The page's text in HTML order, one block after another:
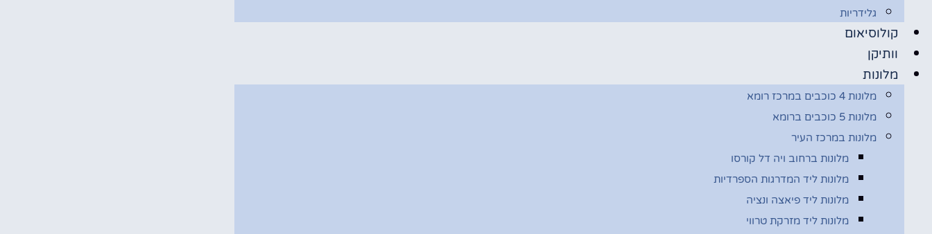
גלידריות
קולוסיאום
וותיקן
מלונות
מלונות 4 כוכבים במרכז רומא
מלונות 5 כוכבים ברומא
מלונות במרכז העיר
מלונות ברחוב ויה דל קורסו
מלונות ליד המדרגות הספרדיות
מלונות ליד פיאצה ונציה
מלונות ליד מזרקת טרווי